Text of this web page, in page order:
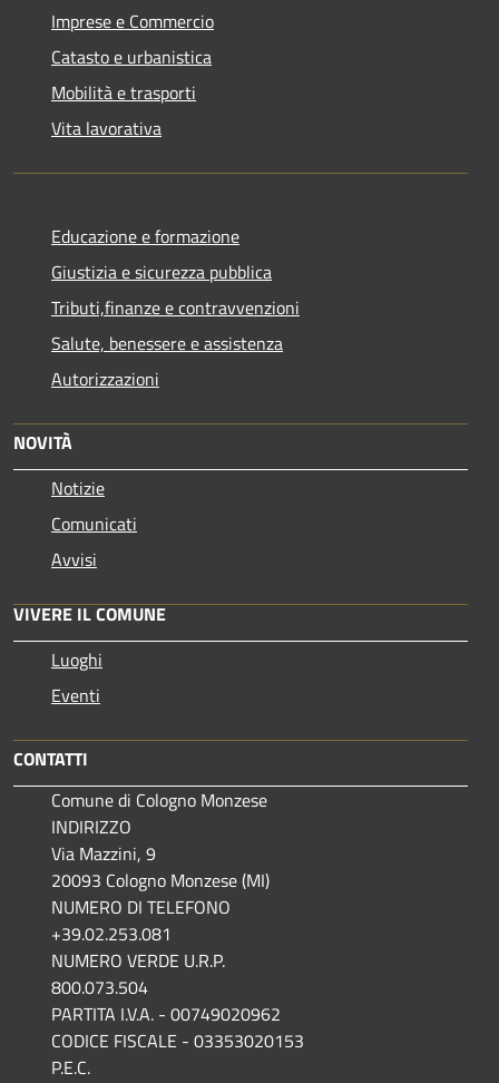
Imprese e Commercio
Catasto e urbanistica
Mobilità e trasporti
Vita lavorativa
Educazione e formazione
Giustizia e sicurezza pubblica
Tributi,finanze e contravvenzioni
Salute, benessere e assistenza
Autorizzazioni
NOVITÀ
Notizie
Comunicati
Avvisi
VIVERE IL COMUNE
Luoghi
Eventi
CONTATTI
Comune di Cologno Monzese
INDIRIZZO
Via Mazzini, 9
20093 Cologno Monzese (MI)
NUMERO DI TELEFONO
+39.02.253.081
NUMERO VERDE U.R.P.
800.073.504
PARTITA I.V.A. - 00749020962
CODICE FISCALE - 03353020153
P.E.C.